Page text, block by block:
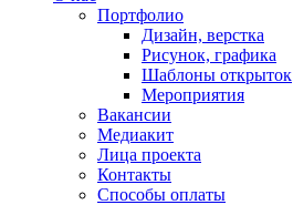
Портфолио
Дизайн, верстка
Рисунок, графика
Шаблоны открыток
Мероприятия
Вакансии
Медиакит
Лица проекта
Контакты
Способы оплаты